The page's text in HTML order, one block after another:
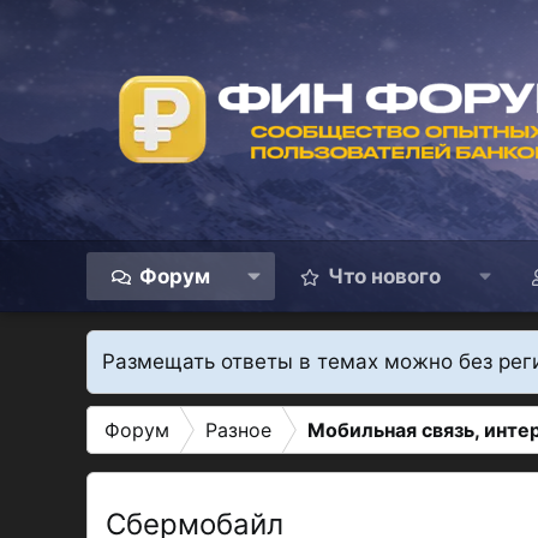
Форум Что нового
Размещать ответы в темах можно без
Форум Разное Мобильная связь,
Сбермобайл